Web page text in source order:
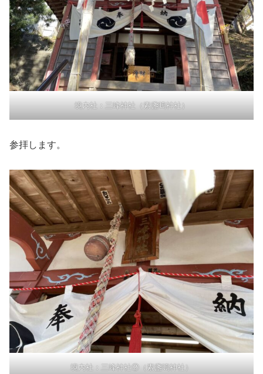
境内社：三峰神社（素盞嗚神社）
参拝します。
境内社：三峰神社②（素盞嗚神社）